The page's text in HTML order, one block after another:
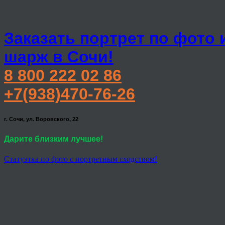
Заказать портрет по фото
шарж в Сочи!
8 800 222 02 86
+7(938)470-76-26
г. Сочи, ул. Воровского, 22
Дарите близким лучшее!
Статуэтка по фото с портретным сходством!